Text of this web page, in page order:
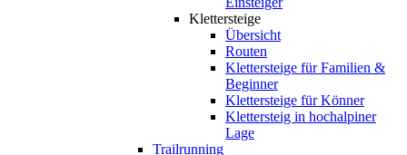
Klettersteige
Übersicht
Routen
Klettersteige für Familien &
Beginner
Klettersteige für Könner
Klettersteig in hochalpiner
Lage
Trailrunning